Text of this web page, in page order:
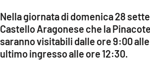
ILREGGINO.IT
COSENZACHANNEL.IT
Nella giornata di domenica 28
Castello Aragonese che la
saranno visitabili dalle ore 9:00
ultimo ingresso alle ore 12:30.